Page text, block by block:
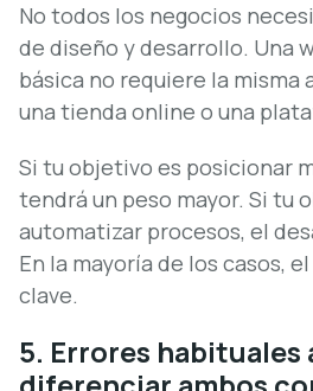
No todos los negocios
de diseño y desarrollo. Una
básica no requiere la misma
una tienda online o una
Si tu objetivo es posicionar
tendrá un peso mayor. Si tu
automatizar procesos, el
En la mayoría de los casos,
clave.
5. Errores habituales